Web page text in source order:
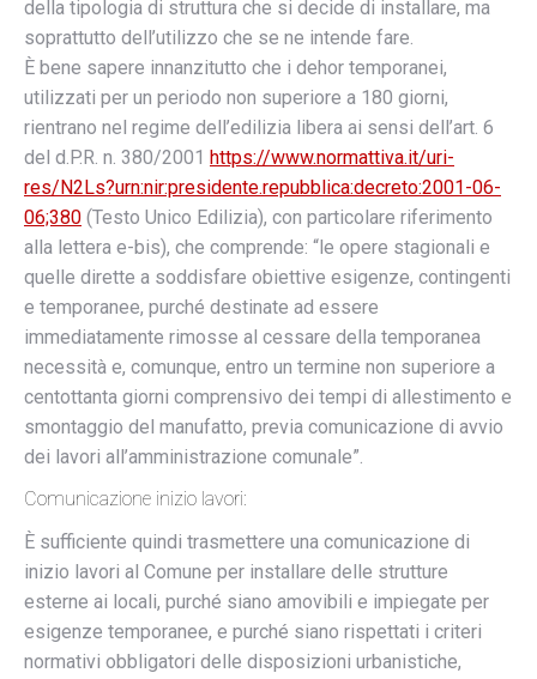
della tipologia di struttura che si decide di installare, ma
soprattutto dell’utilizzo che se ne intende fare.
È bene sapere innanzitutto che i dehor temporanei,
utilizzati per un periodo non superiore a 180 giorni,
rientrano nel regime dell’edilizia libera ai sensi dell’art. 6
del d.P.R. n. 380/2001 https://www.normattiva.it/uri-
res/N2Ls?urn:nir:presidente.repubblica:decreto:2001-06-
06;380 (Testo Unico Edilizia), con particolare riferimento
alla lettera e-bis), che comprende: “le opere stagionali e
quelle dirette a soddisfare obiettive esigenze, contingenti
e temporanee, purché destinate ad essere
immediatamente rimosse al cessare della temporanea
necessità e, comunque, entro un termine non superiore a
centottanta giorni comprensivo dei tempi di allestimento e
smontaggio del manufatto, previa comunicazione di avvio
dei lavori all’amministrazione comunale”.
Comunicazione inizio lavori:
È sufficiente quindi trasmettere una comunicazione di
inizio lavori al Comune per installare delle strutture
esterne ai locali, purché siano amovibili e impiegate per
esigenze temporanee, e purché siano rispettati i criteri
normativi obbligatori delle disposizioni urbanistiche,